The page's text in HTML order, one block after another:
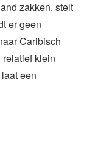
zakken, stelt
er geen
Caribisch
klein
een